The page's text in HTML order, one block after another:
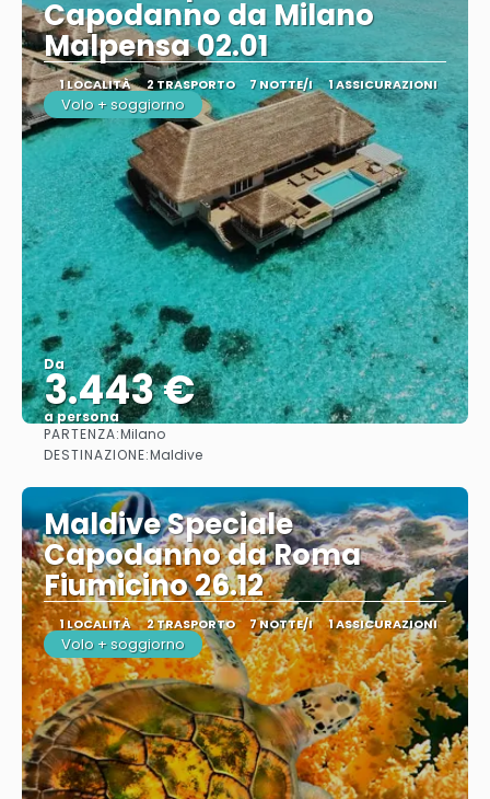
Capodanno da Milano
Malpensa 02.01
1 LOCALITÀ 2 TRASPORTO 7 NOTTE/I 1 ASSICURAZIONI
Volo + soggiorno
Da
3.443 €
a persona
PARTENZA:Milano
DESTINAZIONE:Maldive
Maldive Speciale
Capodanno da Roma
Fiumicino 26.12
1 LOCALITÀ 2 TRASPORTO 7 NOTTE/I 1 ASSICURAZIONI
Volo + soggiorno